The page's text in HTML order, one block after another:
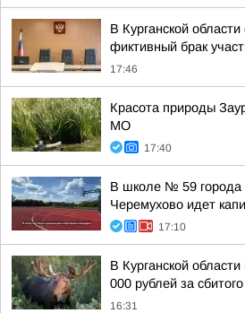
В Курганской
фиктивный брак
17:46
Красота природы
МО
17:40
В школе № 59 города
Черемухово идет
17:10
В Курганской
000 рублей за
16:31